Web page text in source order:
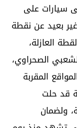
سيارات على
بعيد عن نقطة
العازلة،
الصحراوي،
المقربة
قد حلت
ولضمان